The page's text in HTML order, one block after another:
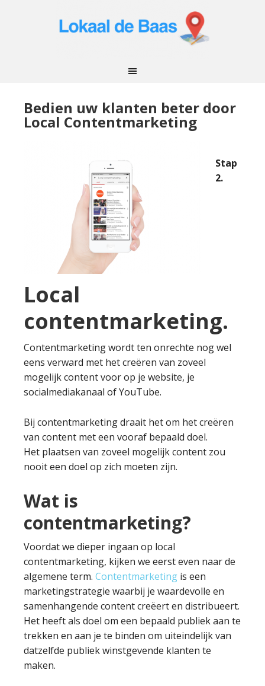
Bedien uw klanten beter door
Local Contentmarketing
Stap
2.
Local
contentmarketing.
Contentmarketing wordt ten onrechte nog wel
eens verward met het creëren van zoveel
mogelijk content voor op je website, je
socialmediakanaal of YouTube.
Bij contentmarketing draait het om het creëren
van content met een vooraf bepaald doel.
Het plaatsen van zoveel mogelijk content zou
nooit een doel op zich moeten zijn.
Wat is
contentmarketing?
Voordat we dieper ingaan op local
contentmarketing, kijken we eerst even naar de
algemene term. Contentmarketing is een
marketingstrategie waarbij je waardevolle en
samenhangende content creëert en distribueert.
Het heeft als doel om een bepaald publiek aan te
trekken en aan je te binden om uiteindelijk van
datzelfde publiek winstgevende klanten te
maken.